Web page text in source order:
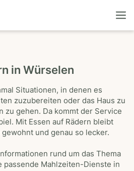
in Würselen
Situationen, in denen es
zuzubereiten oder das Haus zu
zu gehen. Da kommt der Service
Mit Essen auf Rädern bleibt
und genau so lecker.
rund um das Thema
passende Mahlzeiten-Dienste in